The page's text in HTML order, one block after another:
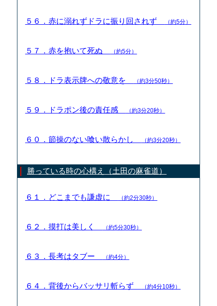
５６．赤に溺れずドラに振り回されず （約5分）
５７．赤を抱いて死ぬ （約5分）
５８．ドラ表示牌への敬意を （約3分50秒）
５９．ドラポン後の責任感 （約3分20秒）
６０．節操のない喰い散らかし （約3分20秒）
勝っている時の心構え（土田の麻雀道）
６１．どこまでも謙虚に （約2分30秒）
６２．摸打は美しく （約5分30秒）
６３．長考はタブー （約4分）
６４．背後からバッサリ斬らず （約4分10秒）